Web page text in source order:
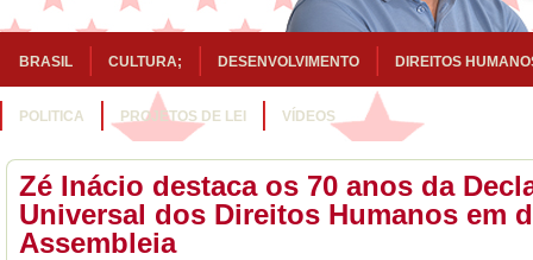
BRASIL CULTURA; DESENVOLVIMENTO DIREITOS
POLITICA PROJETOS DE LEI VÍDEOS
Zé Inácio destaca os 70 anos da
Universal dos Direitos Humanos em
Assembleia